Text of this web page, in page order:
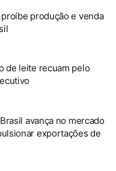
produção e venda
de leite recuam pelo
avança no mercado
exportações de